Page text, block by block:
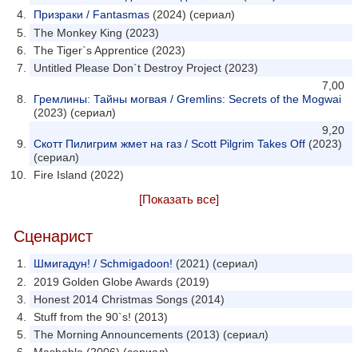
Призраки / Fantasmas (2024) (сериал)
The Monkey King (2023)
The Tiger`s Apprentice (2023)
Untitled Please Don`t Destroy Project (2023)
7,00
Гремлины: Тайны могвая / Gremlins: Secrets of the Mogwai
(2023) (сериал)
9,20
Скотт Пилигрим жмет на газ / Scott Pilgrim Takes Off (2023)
(сериал)
Fire Island (2022)
[Показать все]
Сценарист
Шмигадун! / Schmigadoon! (2021) (сериал)
2019 Golden Globe Awards (2019)
Honest 2014 Christmas Songs (2014)
Stuff from the 90`s! (2013)
The Morning Announcements (2013) (сериал)